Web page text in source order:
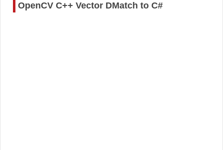
OpenCV C++ Vector DMatch to C#